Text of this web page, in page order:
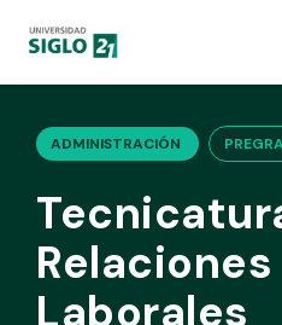
ADMINISTRACIÓN
Relaciones
Laborales